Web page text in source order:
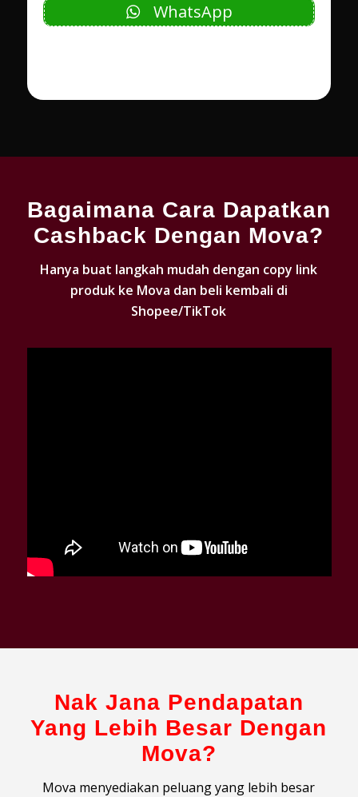
WhatsApp
Bagaimana Cara Dapatkan
Cashback Dengan Mova?
Hanya buat langkah mudah dengan copy link
produk ke Mova dan beli kembali di
Shopee/TikTok
Nak Jana Pendapatan
Yang Lebih Besar Dengan
Mova?
Mova menyediakan peluang yang lebih besar